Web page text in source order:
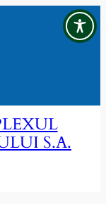
S.A.